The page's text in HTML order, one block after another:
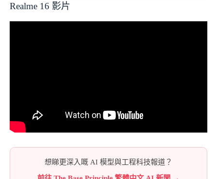
Realme 16 影片
想睇更深入嘅 AI 模型與工程科技報道？